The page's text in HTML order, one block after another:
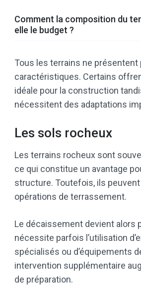
Comment la composition du
elle le budget ?
Tous les terrains ne
caractéristiques. Certains
idéale pour la construction
nécessitent des adaptations
Les sols rocheux
Les terrains rocheux sont
ce qui constitue un avantage
structure. Toutefois, ils
opérations de terrassement.
Le décaissement devient alors
nécessite parfois l’utilisation
spécialisés ou d’équipements
intervention supplémentaire
de préparation.